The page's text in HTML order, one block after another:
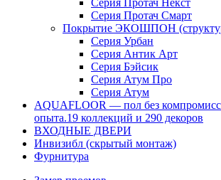
Серия Протач Смарт
Покрытие ЭКОШПОН
Серия Урбан
Серия Антик Арт
Серия Бэйсик
Серия Атум Про
Серия Атум
AQUAFLOOR — пол без
опыта.19 коллекций и 290 декоров
ВХОДНЫЕ ДВЕРИ
Инвизибл (скрытый монтаж)
Фурнитура